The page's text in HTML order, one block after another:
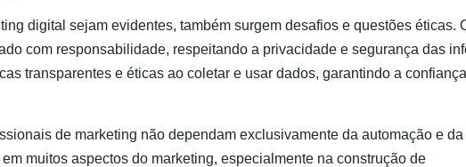
digital sejam evidentes, também surgem desafios e questões éticas.
com responsabilidade, respeitando a privacidade e segurança das
transparentes e éticas ao coletar e usar dados, garantindo a
de marketing não dependam exclusivamente da automação e da
muitos aspectos do marketing, especialmente na construção de